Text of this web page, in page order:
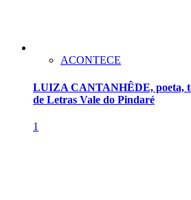
ACONTECE
LUIZA CANTANHÊDE, poeta,
de Letras Vale do Pindaré
1